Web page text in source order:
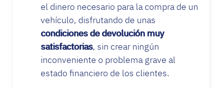
el dinero necesario para la compra de un
vehículo, disfrutando de unas
condiciones de devolución muy
satisfactorias, sin crear ningún
inconveniente o problema grave al
estado financiero de los clientes.